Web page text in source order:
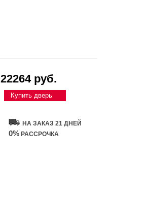
22264 руб.
Купить дверь
НА ЗАКАЗ 21 ДНЕЙ
0% РАССРОЧКА